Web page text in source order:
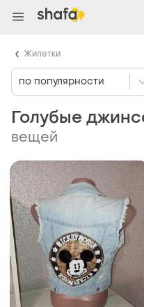
Голубые
вещей
по популярности
Жилетки